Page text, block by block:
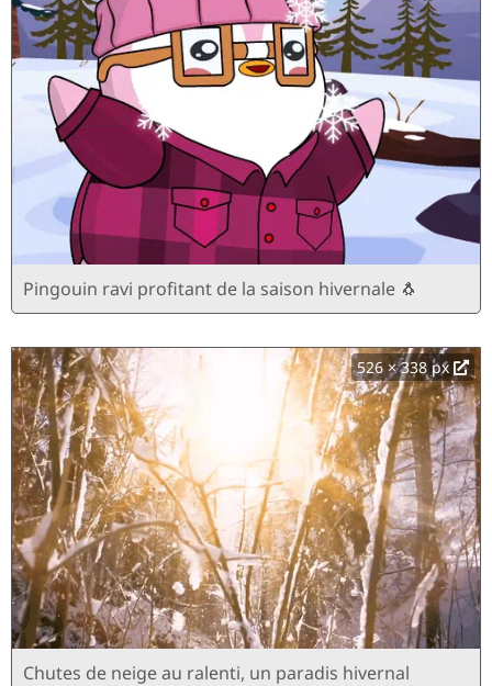
Pingouin ravi profitant de la saison hivernale 🐧
526 × 338 px
Chutes de neige au ralenti, un paradis hivernal